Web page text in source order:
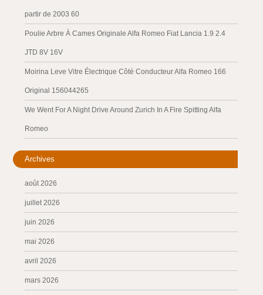
partir de 2003 60
Poulie Arbre À Cames Originale Alfa Romeo Fiat Lancia 1.9 2.4
JTD 8V 16V
Moirina Leve Vitre Électrique Côté Conducteur Alfa Romeo 166
Original 156044265
We Went For A Night Drive Around Zurich In A Fire Spitting Alfa
Romeo
Archives
août 2026
juillet 2026
juin 2026
mai 2026
avril 2026
mars 2026